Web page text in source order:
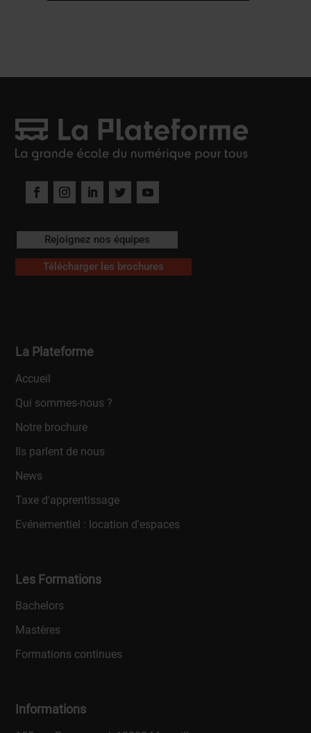
Rejoignez nos équipes
Télécharger les brochures
La Plateforme
Accueil
Qui sommes-nous ?
Notre brochure
Ils parlent de nous
News
Taxe d'apprentissage
Evénementiel : location d'espaces
Les Formations
Bachelors
Mastères
Formations continues
Informations